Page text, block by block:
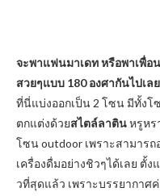
จะพาแฟนมาเดท หรือพาเพื่อ
สวยๆแบบ 180องศากันไปเลย
ที่นี่แบ่งออกเป็น 2 โซน มีทั้งโ
ตกแต่งด้วยสไตล์ลาตินหรูหร
โซน outdoor เพราะสามาร
เครื่องดื่มอย่างชิวๆได้เลย ตั้
วที่สุดแล้ว เพราะบรรยากาศ